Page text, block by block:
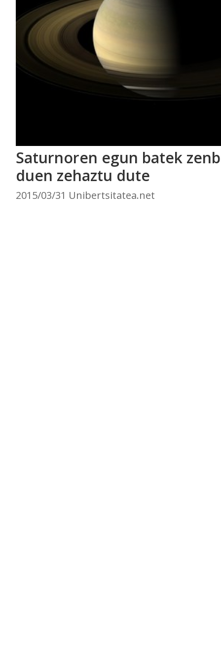
Saturnoren egun batek
duen zehaztu dute
2015/03/31 Unibertsitatea.net